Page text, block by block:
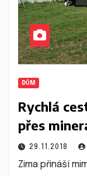
DŮM
Rychlá
přes
29.11.2018
Zima přináší